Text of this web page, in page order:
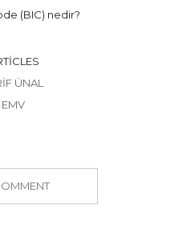
(BIC) nedir?
ÜNAL